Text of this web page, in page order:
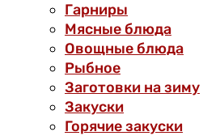
Гарниры
Мясные блюда
Овощные блюда
Рыбное
Заготовки на зиму
Закуски
Горячие закуски